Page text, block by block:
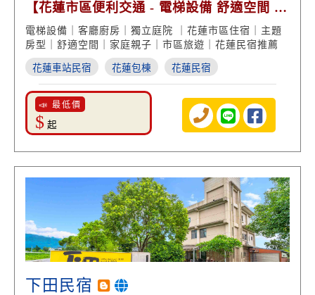
【花蓮市區便利交通 - 電梯設備 舒適空間 主
題房型】
電梯設備｜客廳廚房｜獨立庭院 ｜花蓮市區住宿｜主題
房型｜舒適空間｜家庭親子｜市區旅遊｜花蓮民宿推薦
花蓮車站民宿 花蓮包棟 花蓮民宿
📣 最低價
$ 起
下田民宿